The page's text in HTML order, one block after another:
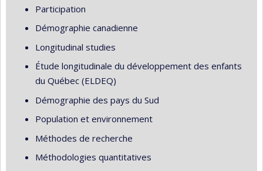
Participation
Démographie canadienne
Longitudinal studies
Étude longitudinale du développement des enfants
du Québec (ELDEQ)
Démographie des pays du Sud
Population et environnement
Méthodes de recherche
Méthodologies quantitatives